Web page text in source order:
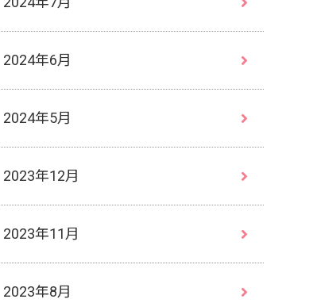
2024年6月
2024年5月
2023年12月
2023年11月
2023年8月